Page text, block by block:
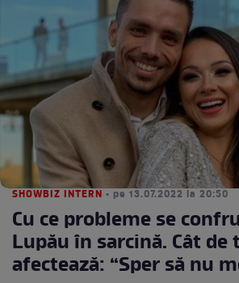
SHOWBIZ INTERN • pe 13.07.2022 la 20:50
Cu ce probleme se
Lupău în sarcină. Cât de
afectează: “Sper să nu